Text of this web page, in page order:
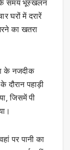
के समय भूस्खलन
घरों में दरारें
का खतरा
के नजदीक
दौरान पहाड़ी
जिसमें पी
पर पानी का